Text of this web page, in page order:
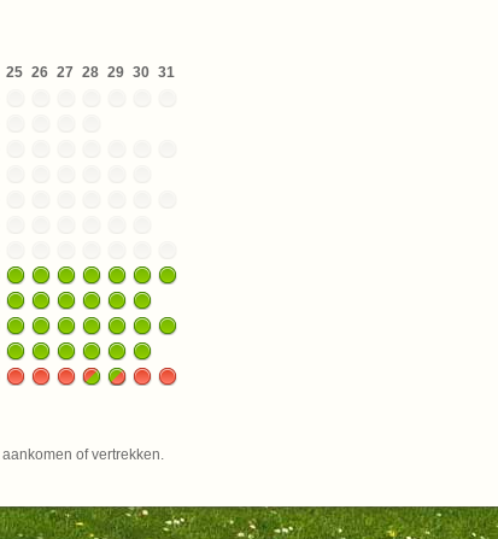
25 26 27 28 29 30 31
of vertrekken.